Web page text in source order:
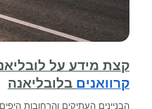
קצת מידע על
קרוואנים בלובליאנה
הבניינים העתיקים והרחובות